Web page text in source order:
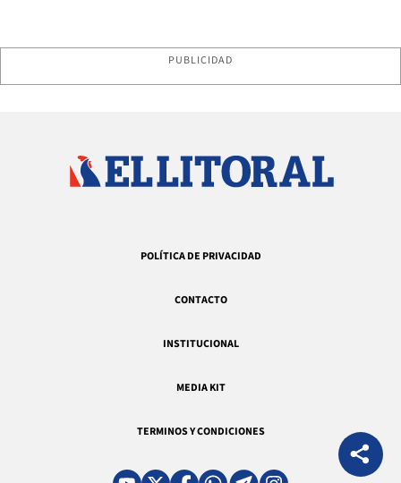
PUBLICIDAD
POLÍTICA DE PRIVACIDAD
CONTACTO
INSTITUCIONAL
MEDIA KIT
TERMINOS Y CONDICIONES